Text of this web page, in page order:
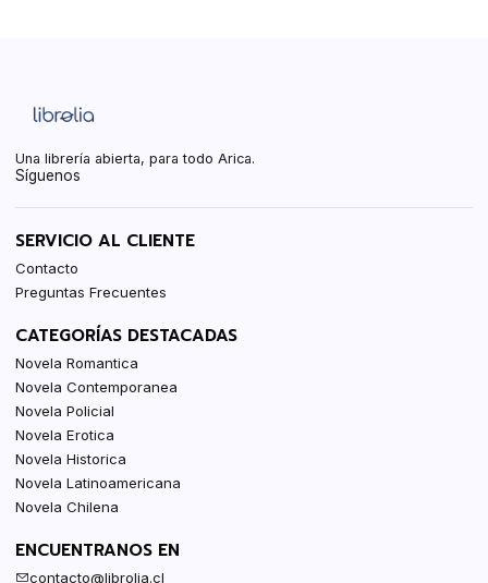
Una librería abierta, para todo Arica.
Síguenos
SERVICIO AL CLIENTE
Contacto
Preguntas Frecuentes
CATEGORÍAS DESTACADAS
Novela Romantica
Novela Contemporanea
Novela Policial
Novela Erotica
Novela Historica
Novela Latinoamericana
Novela Chilena
ENCUENTRANOS EN
contacto@librolia.cl